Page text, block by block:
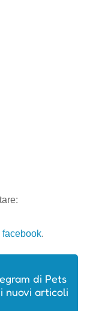
facebook.
di Pets
nuovi articoli